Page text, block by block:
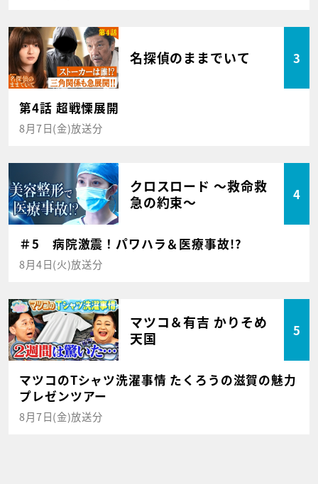
名探偵のままでいて 3
第4話 超戦慄展開
8月7日(金)放送分
クロスロード ～救命救
急の約束～
4
＃5 病院激震！パワハラ＆医療事故!?
8月4日(火)放送分
マツコ＆有吉 かりそめ
天国
5
マツコのTシャツ洗濯事情 たくろうの滋賀の魅力
プレゼンツアー
8月7日(金)放送分